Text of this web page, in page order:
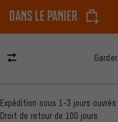
dans le panier
Garder
Expédition sous 1-3 jours ouvrés
Droit de retour de 100 jours